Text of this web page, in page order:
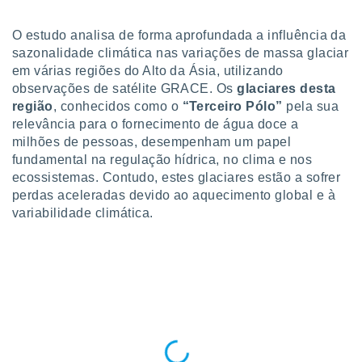
com
Pode
nossa
e
a
cookies
parte
O estudo analisa de forma aprofundada a influência da
sazonalidade climática nas variações de massa glaciar
em várias regiões do Alto da Ásia, utilizando
observações de satélite GRACE. Osglaciares desta
região, conhecidos como o “Terceiro Pólo” pela sua
relevância para o fornecimento de água doce a
milhões de pessoas, desempenham um papel
fundamental na regulação hídrica, no clima e nos
ecossistemas. Contudo, estes glaciares estão a sofrer
perdas aceleradas devido ao aquecimento global e à
variabilidade climática.